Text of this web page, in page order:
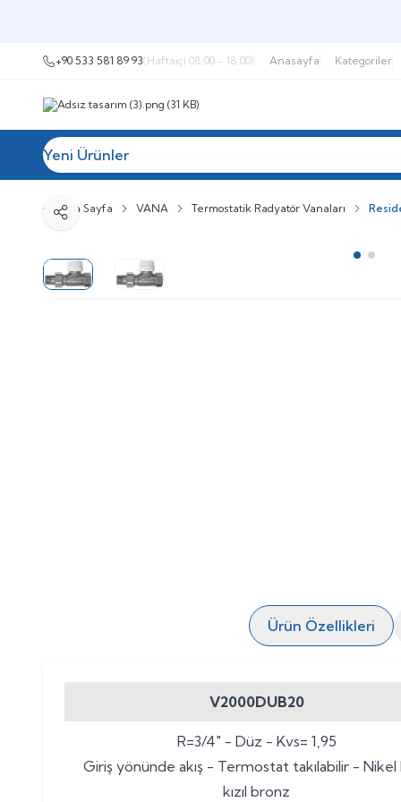
+90 533 581 89 93(Haftaiçi 08:00 - 18:00) Anasayfa Kategoriler
Yeni Ürünler
Ana Sayfa VANA Termostatik Radyatör Vanaları
Paylaş
Ürün Özellikleri
V2000DUB20
R=3/4" - Düz - Kvs= 1,95
Giriş yönünde akış - Termostat takılabilir - Nikel
kızıl bronz